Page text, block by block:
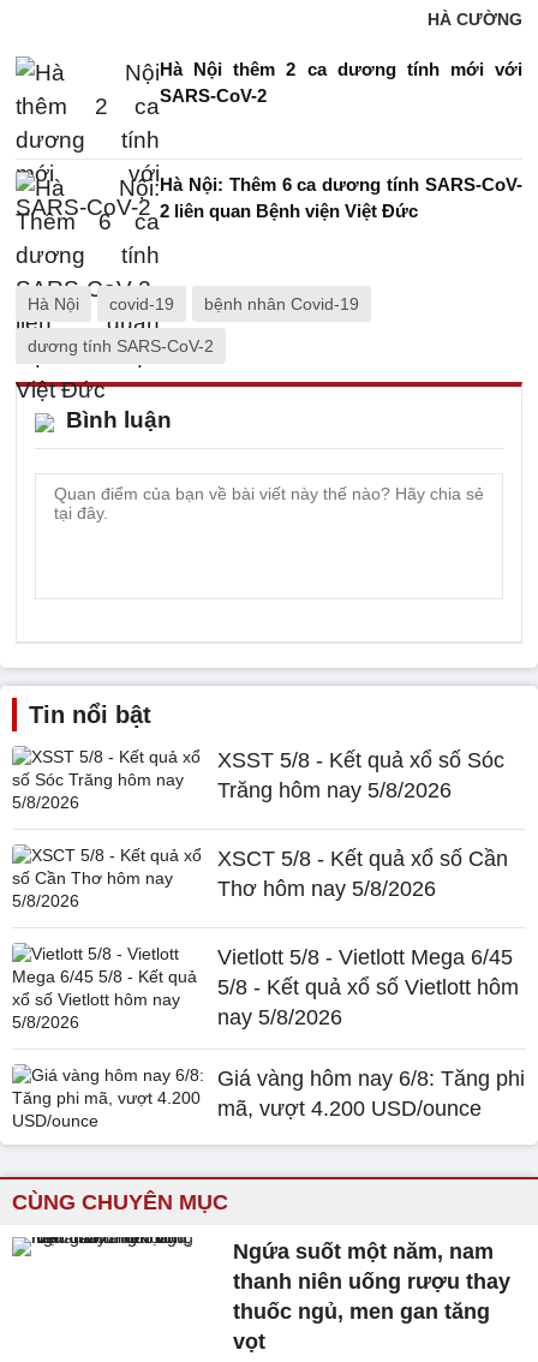
HÀ CƯỜNG
Hà Nội thêm 2 ca dương tính mới với
SARS-CoV-2
Hà Nội: Thêm 6 ca dương tính SARS-CoV-
2 liên quan Bệnh viện Việt Đức
Hà Nội covid-19 bệnh nhân Covid-19
dương tính SARS-CoV-2
Bình luận
Tin nổi bật
XSST 5/8 - Kết quả xổ số Sóc
Trăng hôm nay 5/8/2026
XSCT 5/8 - Kết quả xổ số Cần
Thơ hôm nay 5/8/2026
Vietlott 5/8 - Vietlott Mega 6/45
5/8 - Kết quả xổ số Vietlott hôm
nay 5/8/2026
Giá vàng hôm nay 6/8: Tăng phi
mã, vượt 4.200 USD/ounce
CÙNG CHUYÊN MỤC
Ngứa suốt một năm, nam
thanh niên uống rượu thay
thuốc ngủ, men gan tăng
vọt